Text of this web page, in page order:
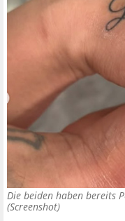
Die beiden haben bereits
(Screenshot)